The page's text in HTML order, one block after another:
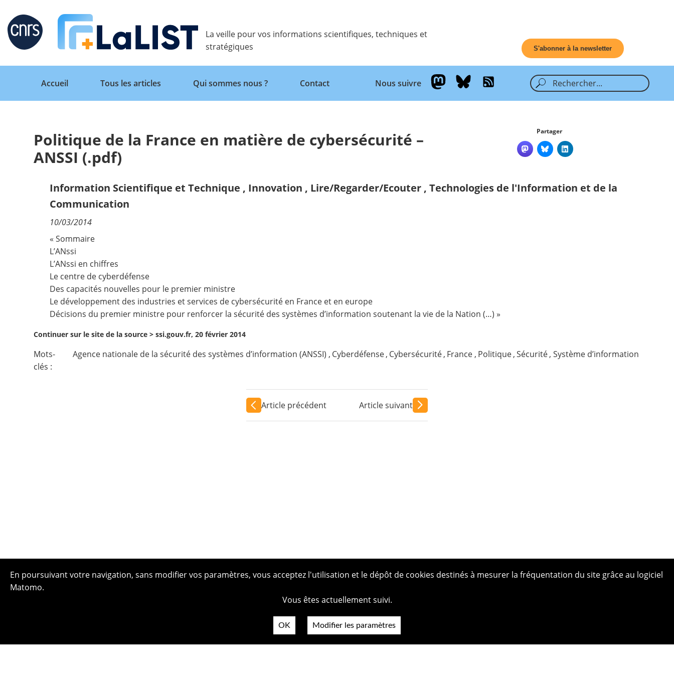
Retour
Accueil
Qui sommes nous ?
Nous suivre
La veille pour vos informations scientifiques, techniques et
stratégiques
S'abonner à la newsletter
Retour
Accueil
Tous les articles Qui sommes nous ? Contact Nous suivre
Politique de la France en matière de cybersécurité –
ANSSI (.pdf)
Partager
Information Scientifique et Technique , Innovation , Lire/Regarder/Ecouter ,Technologies de l'Information et de la
Communication
10/03/2014
« Sommaire
L’ANssi
L’ANssi en chiffres
Le centre de cyberdéfense
Des capacités nouvelles pour le premier ministre
Le développement des industries et services de cybersécurité en France et en europe
Décisions du premier ministre pour renforcer la sécurité des systèmes d’information soutenant la vie de la Nation (…) »
Continuer sur le site de la source >ssi.gouv.fr, 20 février 2014
Mots-
clés :
Agence nationale de la sécurité des systèmes d’information (ANSSI) , Cyberdéfense, Cybersécurité, France , Politique,Sécurité, Système d’information
Article précédent Article suivant
En poursuivant votre navigation, sans modifier vos paramètres, vous acceptez l'utilisation et le dépôt de cookies destinés à mesurer la fréquentation du site grâce au logiciel
Matomo.
Vous êtes actuellement suivi.
OK Modifier les paramètres